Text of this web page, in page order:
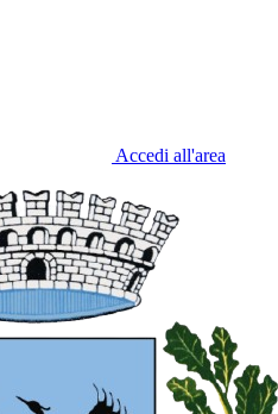
Accedi all'area